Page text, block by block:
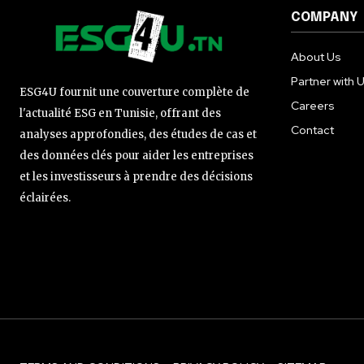
ESG4U fournit une couverture complète de
l'actualité ESG en Tunisie, offrant des
analyses approfondies, des études de cas et
des données clés pour aider les entreprises
et les investisseurs à prendre des décisions
éclairées.
COMPANY
About Us
Partner with
Careers
Contact